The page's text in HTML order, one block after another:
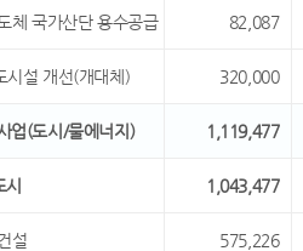
체 국가산단 용수공급 82,087
시설 개선(개대체) 320,000
업(도시/물에너지) 1,119,477
1,043,477
설 575,226